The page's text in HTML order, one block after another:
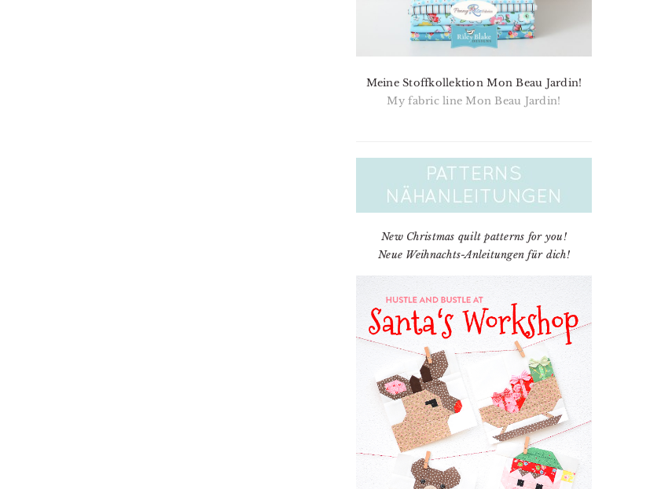
Meine Stoffkollektion Mon Beau Jardin!
My fabric line Mon Beau Jardin!
New Christmas quilt patterns for you!
Neue Weihnachts-Anleitungen für dich!